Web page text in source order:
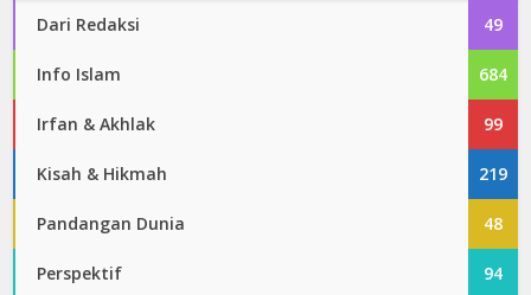
Dari Redaksi 49
Info Islam 684
Irfan & Akhlak 99
Kisah & Hikmah 219
Pandangan Dunia 48
Perspektif 94